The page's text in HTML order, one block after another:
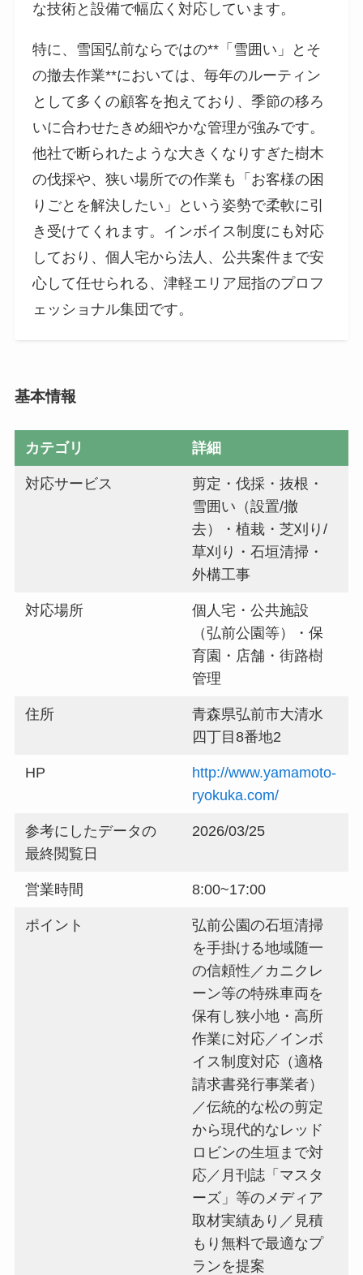
な技術と設備で幅広く対応しています。
特に、雪国弘前ならではの**「雪囲い」とそ
の撤去作業**においては、毎年のルーティン
として多くの顧客を抱えており、季節の移ろ
いに合わせたきめ細やかな管理が強みです。
他社で断られたような大きくなりすぎた樹木
の伐採や、狭い場所での作業も「お客様の困
りごとを解決したい」という姿勢で柔軟に引
き受けてくれます。インボイス制度にも対応
しており、個人宅から法人、公共案件まで安
心して任せられる、津軽エリア屈指のプロフ
ェッショナル集団です。
基本情報
カテゴリ 詳細
対応サービス
剪定・伐採・抜根・
雪囲い（設置/撤
去）・植栽・芝刈り/
草刈り・石垣清掃・
外構工事
対応場所
個人宅・公共施設
（弘前公園等）・保
育園・店舗・街路樹
管理
住所
青森県弘前市大清水
四丁目8番地2
HP
http://www.yamamoto-
ryokuka.com/
参考にしたデータの
最終閲覧日
2026/03/25
営業時間 8:00~17:00
ポイント
弘前公園の石垣清掃
を手掛ける地域随一
の信頼性／カニクレ
ーン等の特殊車両を
保有し狭小地・高所
作業に対応／インボ
イス制度対応（適格
請求書発行事業者）
／伝統的な松の剪定
から現代的なレッド
ロビンの生垣まで対
応／月刊誌「マスタ
ーズ」等のメディア
取材実績あり／見積
もり無料で最適なプ
ランを提案